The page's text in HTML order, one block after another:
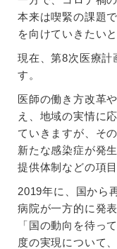
本来は喫緊の課題
を向けていきたい
現在、第8次医療計
す。
医師の働き方改革
え、地域の実情に
ていきますが、そ
新たな感染症が発
提供体制などの項
2019年に、国から
病院が一方的に発
「国の動向を待っ
度の実現について